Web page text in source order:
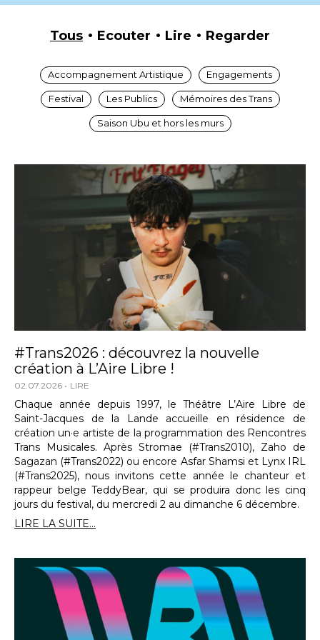
Tous Ecouter Lire Regarder
Accompagnement Artistique Engagements
Festival Les Publics Mémoires des Trans
Saison Ubu et hors les murs
#Trans2026 : découvrez la nouvelle
création à L’Aire Libre !
02.07.2026 LIRE
Chaque année depuis 1997, le Théâtre L’Aire Libre de
Saint-Jacques de la Lande accueille en résidence de
création un·e artiste de la programmation des Rencontres
Trans Musicales. Après Stromae (#Trans2010), Zaho de
Sagazan (#Trans2022) ou encore Asfar Shamsi et Lynx IRL
(#Trans2025), nous invitons cette année le chanteur et
rappeur belge TeddyBear, qui se produira donc les cinq
jours du festival, du mercredi 2 au dimanche 6 décembre.
LIRE LA SUITE...